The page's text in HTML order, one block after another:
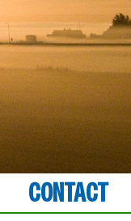
CONTACT